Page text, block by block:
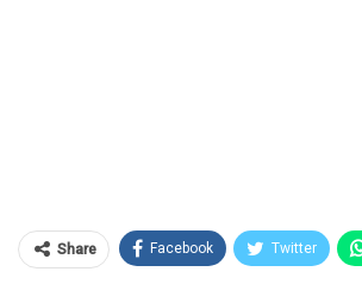
Share Facebook Twitter